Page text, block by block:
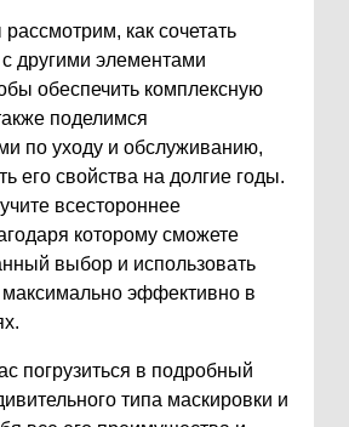
как сочетать
другими элементами
обеспечить комплексную
поделимся
по уходу и обслуживанию,
его свойства на долгие годы.
всестороннее
которому сможете
выбор и использовать
эффективно в
погрузиться в подробный
типа маскировки и